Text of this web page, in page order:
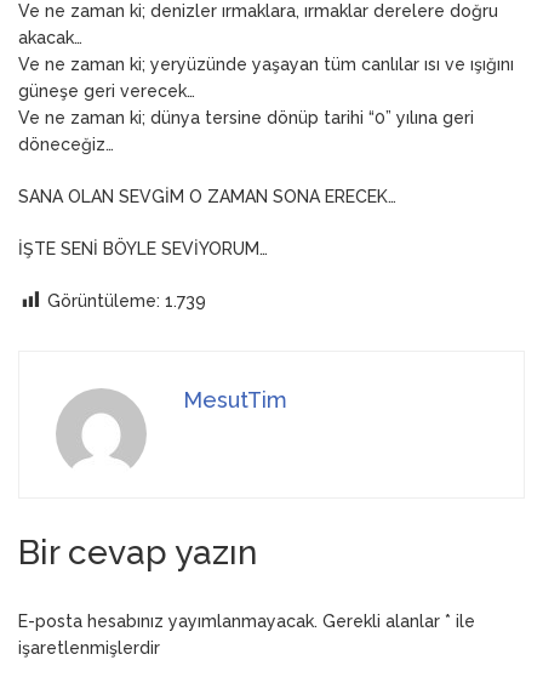
Ve ne zaman ki; denizler ırmaklara, ırmaklar derelere doğru
akacak…
Ve ne zaman ki; yeryüzünde yaşayan tüm canlılar ısı ve ışığını
güneşe geri verecek…
Ve ne zaman ki; dünya tersine dönüp tarihi “0” yılına geri
döneceğiz…
SANA OLAN SEVGİM O ZAMAN SONA ERECEK…
İŞTE SENİ BÖYLE SEVİYORUM…
Görüntüleme: 1.739
MesutTim
Bir cevap yazın
E-posta hesabınız yayımlanmayacak. Gerekli alanlar * ile
işaretlenmişlerdir